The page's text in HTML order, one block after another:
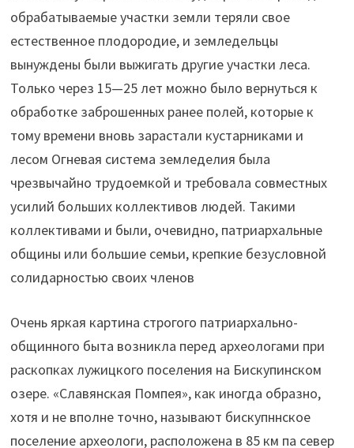
обрабатываемые участки земли теряли свое
естественное плодородие, и земледельцы
вынуждены были выжигать другие участки леса.
Только через 15—25 лет можно было вернуться к
обработке заброшенных ранее полей, которые к
тому времени вновь зарастали кустарниками и
лесом Огневая система земледелия была
чрезвычайно трудоемкой и требовала совместных
усилий больших коллективов людей. Такими
коллективами и были, очевидно, патриархальные
общины или большие семьи, крепкие безусловной
солидарностью своих членов
Очень яркая картина строгого патриархально-
общинного быта возникла перед археологами при
раскопках лужицкого поселения на Бискупинском
озере. «Славянская Помпея», как иногда образно,
хотя и не вполне точно, называют бискупннское
поселение археологи, расположена в 85 км па север